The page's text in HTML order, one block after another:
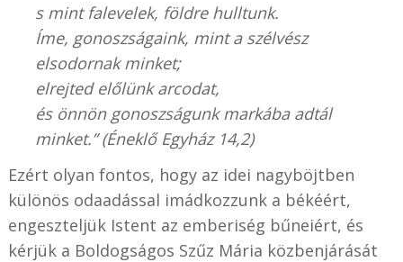
s mint falevelek, földre hulltunk.
Íme, gonoszságaink, mint a szélvész
elsodornak minket;
elrejted előlünk arcodat,
és önnön gonoszságunk markába adtál
minket.” (Éneklő Egyház 14,2)
Ezért olyan fontos, hogy az idei nagyböjtben
különös odaadással imádkozzunk a békéért,
engeszteljük Istent az emberiség bűneiért, és
kérjük a Boldogságos Szűz Mária közbenjárását